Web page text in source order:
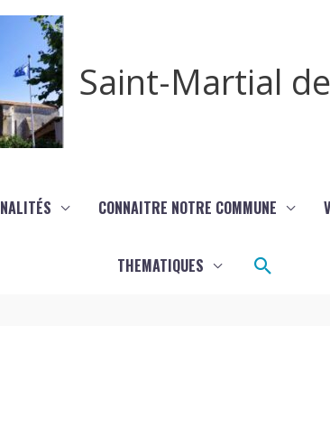
Saint-Martial
CONNAITRE NOTRE COMMUNE
THEMATIQUES